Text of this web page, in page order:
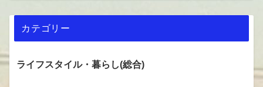
カテゴリー
ライフスタイル・暮らし(総合)